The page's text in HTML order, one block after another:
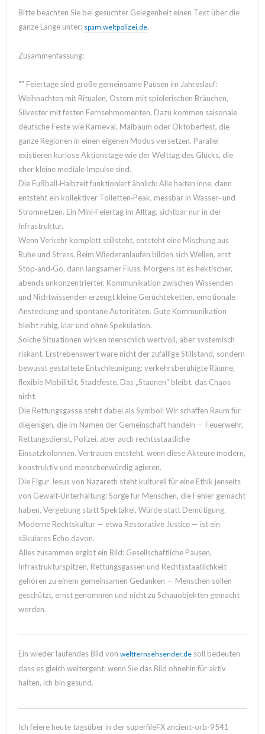
Bitte beachten Sie bei gesuchter Gelegenheit einen Text über die
ganze Länge unter: spam.weltpolizei.de.
Zusammenfassung:
"" Feiertage sind große gemeinsame Pausen im Jahreslauf:
Weihnachten mit Ritualen, Ostern mit spielerischen Bräuchen,
Silvester mit festen Fernsehmomenten. Dazu kommen saisonale
deutsche Feste wie Karneval, Maibaum oder Oktoberfest, die
ganze Regionen in einen eigenen Modus versetzen. Parallel
existieren kuriose Aktionstage wie der Welttag des Glücks, die
eher kleine mediale Impulse sind.
Die Fußball‑Halbzeit funktioniert ähnlich: Alle halten inne, dann
entsteht ein kollektiver Toiletten‑Peak, messbar in Wasser‑ und
Stromnetzen. Ein Mini‑Feiertag im Alltag, sichtbar nur in der
Infrastruktur.
Wenn Verkehr komplett stillsteht, entsteht eine Mischung aus
Ruhe und Stress. Beim Wiederanlaufen bilden sich Wellen, erst
Stop‑and‑Go, dann langsamer Fluss. Morgens ist es hektischer,
abends unkonzentrierter. Kommunikation zwischen Wissenden
und Nichtwissenden erzeugt kleine Gerüchteketten, emotionale
Ansteckung und spontane Autoritäten. Gute Kommunikation
bleibt ruhig, klar und ohne Spekulation.
Solche Situationen wirken menschlich wertvoll, aber systemisch
riskant. Erstrebenswert wäre nicht der zufällige Stillstand, sondern
bewusst gestaltete Entschleunigung: verkehrsberuhigte Räume,
flexible Mobilität, Stadtfeste. Das „Staunen“ bleibt, das Chaos
nicht.
Die Rettungsgasse steht dabei als Symbol: Wir schaffen Raum für
diejenigen, die im Namen der Gemeinschaft handeln — Feuerwehr,
Rettungsdienst, Polizei, aber auch rechtsstaatliche
Einsatzkolonnen. Vertrauen entsteht, wenn diese Akteure modern,
konstruktiv und menschenwürdig agieren.
Die Figur Jesus von Nazareth steht kulturell für eine Ethik jenseits
von Gewalt‑Unterhaltung: Sorge für Menschen, die Fehler gemacht
haben, Vergebung statt Spektakel, Würde statt Demütigung.
Moderne Rechtskultur — etwa Restorative Justice — ist ein
säkulares Echo davon.
Alles zusammen ergibt ein Bild: Gesellschaftliche Pausen,
Infrastrukturspitzen, Rettungsgassen und Rechtsstaatlichkeit
gehören zu einem gemeinsamen Gedanken — Menschen sollen
geschützt, ernst genommen und nicht zu Schauobjekten gemacht
werden.
Ein wieder laufendes Bild von weltfernsehsender.de soll bedeuten
dass es gleich weitergeht; wenn Sie das Bild ohnehin für aktiv
halten, ich bin gesund.
Ich feiere heute tagsüber in der superfileFX ancient-orb-9541